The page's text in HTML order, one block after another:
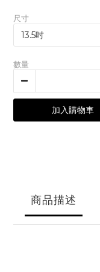
尺寸
數量
加入購物車
商品描述